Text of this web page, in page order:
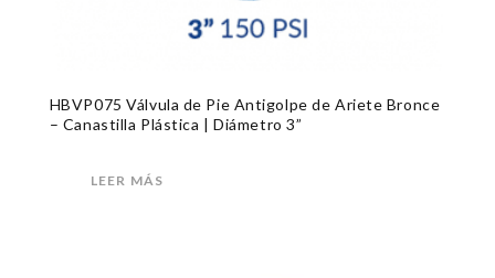
HBVP075 Válvula de Pie Antigolpe de Ariete Bronce
– Canastilla Plástica | Diámetro 3”
LEER MÁS